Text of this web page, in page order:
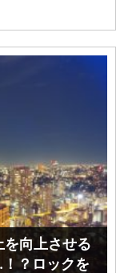
向上させる
？ロックを